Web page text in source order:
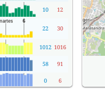
10 12
22 30
1012 1016
58 91
0 6